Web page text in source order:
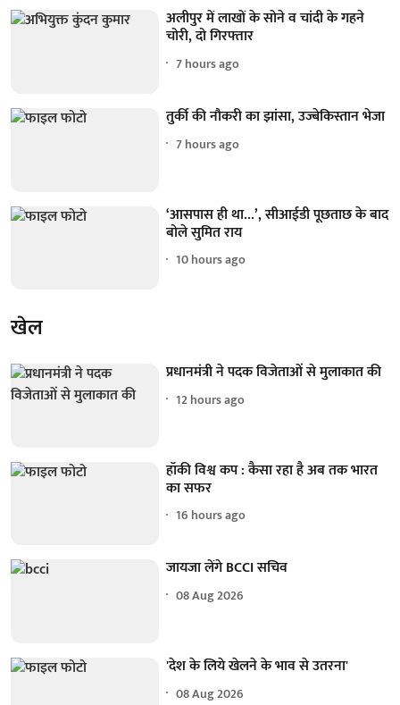
अलीपुर में लाखों के सोने व चांदी के गहने
चोरी, दो गिरफ्तार
7 hours ago
तुर्की की नौकरी का झांसा, उज्बेकिस्तान भेजा
7 hours ago
‘आसपास ही था...’, सीआईडी पूछताछ के बाद
बोले सुमित राय
10 hours ago
खेल
प्रधानमंत्री ने पदक विजेताओं से मुलाकात की
12 hours ago
हॉकी विश्व कप : कैसा रहा है अब तक भारत
का सफर
16 hours ago
जायजा लेंगे BCCI सचिव
08 Aug 2026
'देश के लिये खेलने के भाव से उतरना'
08 Aug 2026